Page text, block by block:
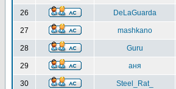
26 DeLaGuarda
27 mashkano
28 Guru
29 аня
30 Steel_Rat_